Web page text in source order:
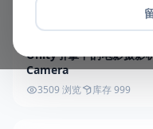
Unity引擎中的电影摄影
Camera
3509 浏览 库存 999